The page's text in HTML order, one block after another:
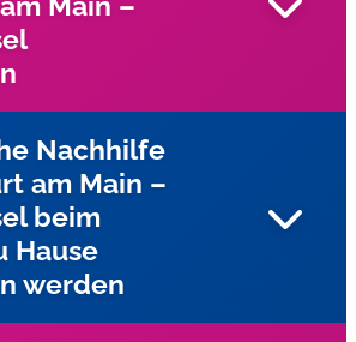
wir Einzelnachhilfe beim Schüler zu
mit Lese-
(LRS) und Dyskalkulie wird
am Main – Niederursel mit
des Lernservers
hat sich diese vom Lernserver an
entwickelte Förderdiagnostik
Nachhilfe
am Main –
beim
Hause
werden